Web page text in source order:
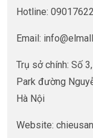
Hotline:
Email:
Trụ sở chính: Số
Park đường
Hà Nội
Website: